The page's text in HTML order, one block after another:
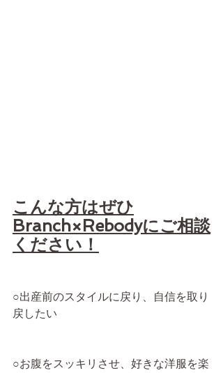
こんな方はぜひ
Branch×Rebodyにご相談
ください！
○出産前のスタイルに戻り、自信を取り
戻したい
○お腹をスッキリさせ、好きな洋服を楽